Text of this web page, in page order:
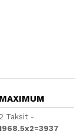
MAXIMUM
2 Taksit -